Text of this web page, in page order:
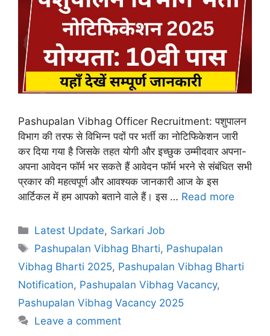
Pashupalan Vibhag Officer Recruitment: पशुपालन
विभाग की तरफ से विभिन्न पदों पर भर्ती का नोटिफिकेशन जारी
कर दिया गया है जिसके तहत योगी और इच्छुक उम्मीदवार अपना-
अपना आवेदन फॉर्म भर सकते हैं आवेदन फॉर्म भरने से संबंधित सभी
प्रकार की महत्वपूर्ण और आवश्यक जानकारी आज के इस
आर्टिकल में हम आपको बताने वाले हैं। इस … Read more
Categories
Latest Update, Sarkari Job
Tags
Pashupalan Vibhag Bharti, Pashupalan
Vibhag Bharti 2025, Pashupalan Vibhag Bharti
Notification, Pashupalan Vibhag Vacancy,
Pashupalan Vibhag Vacancy 2025
Leave a comment